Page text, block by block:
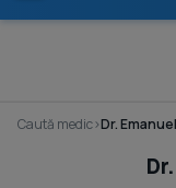
Caută medic›Dr.